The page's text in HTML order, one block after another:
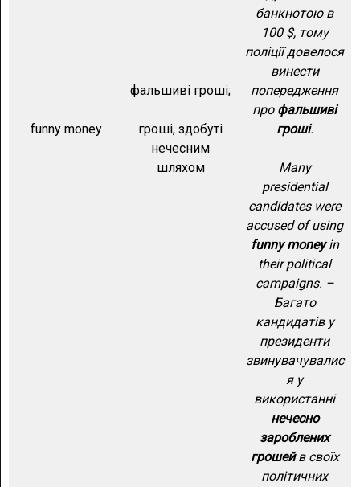
funny money
фальшиві гроші;
гроші, здобуті
нечесним
шляхом
банкнотою в
100 $, тому
поліції довелося
винести
попередження
про фальшиві
гроші.
Many
presidential
candidates were
accused of using
funny moneyin
their political
campaigns. –
Багато
кандидатів у
президенти
звинувачувалис
я у
використанні
нечесно
зароблених
грошейв своїх
політичних